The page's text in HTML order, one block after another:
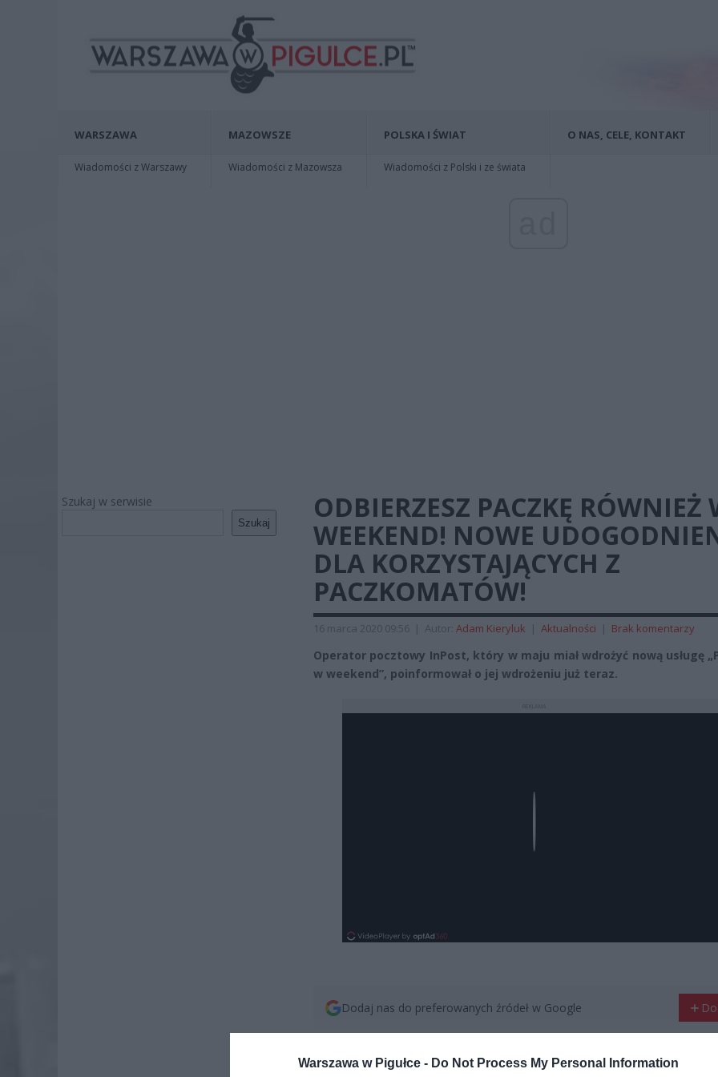
Warszawa w Pigułce - Do Not Process My Personal Information
WARSZAWA
Wiadomości z Warszawy
MAZOWSZE
Wiadomości z Mazowsza
POLSKA I ŚWIAT
Wiadomości z Polski i ze świata
O NAS, CELE, KONTAKT
Szukaj w serwisie
Szukaj
ODBIERZESZ PACZKĘ RÓWNIEŻ
WEEKEND! NOWE
DLA KORZYSTAJĄCYCH Z
PACZKOMATÓW!
16 marca 2020 09:56 | Autor: Adam Kieryluk | Aktualności | Brak komentarzy
Operator pocztowy InPost, który w maju miał wdrożyć nową usługę
w weekend”, poinformował o jej wdrożeniu już teraz.
Dodaj nas do preferowanych źródeł w Google